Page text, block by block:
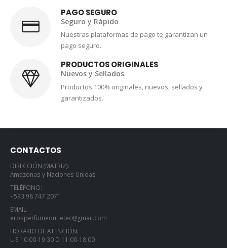
PAGO SEGURO
Seguro y Rápido
Nuestras plataformas de pago te garantizan un
pago seguro.
PRODUCTOS ORIGINALES
Nuevos y Sellados
Productos 100% originales, nuevos, sellados y
garantizados.
CONTACTOS
DIRECCIÓN (MATRIZ):
Amazonas y Naciones Unidas
TELÉFONO:
+593 98 747 2071
EMAIL:
erosperfumeoutletec@gmail.com
HORARIO DE ATENCIÓN:
L-S 10:00-19:30 D 11:00-18:00